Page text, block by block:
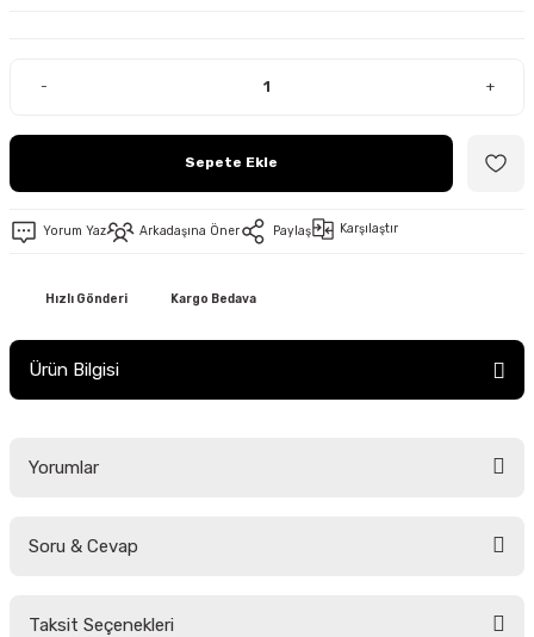
- +
Sepete Ekle
Yorum Yaz Arkadaşına Öner Paylaş Karşılaştır
Hızlı Gönderi Kargo Bedava
Ürün Bilgisi
Yorumlar
Soru & Cevap
Taksit Seçenekleri